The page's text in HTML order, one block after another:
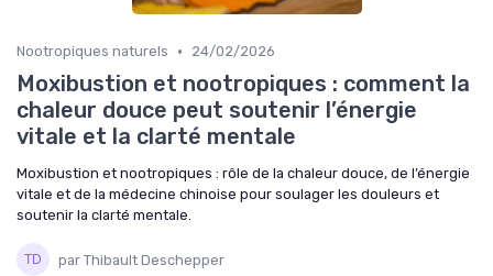
Nootropiques naturels • 24/02/2026
Moxibustion et nootropiques : comment la
chaleur douce peut soutenir l’énergie
vitale et la clarté mentale
Moxibustion et nootropiques : rôle de la chaleur douce, de l’énergie
vitale et de la médecine chinoise pour soulager les douleurs et
soutenir la clarté mentale.
par Thibault Deschepper